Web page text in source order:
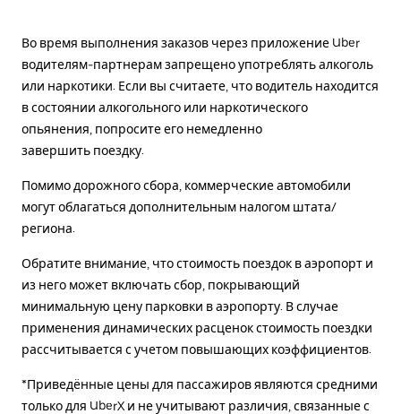
Во время выполнения заказов через приложение Uber
водителям-партнерам запрещено употреблять алкоголь
или наркотики. Если вы считаете, что водитель находится
в состоянии алкогольного или наркотического
опьянения, попросите его немедленно
завершить поездку.
Помимо дорожного сбора, коммерческие автомобили
могут облагаться дополнительным налогом штата/
региона.
Обратите внимание, что стоимость поездок в аэропорт и
из него может включать сбор, покрывающий
минимальную цену парковки в аэропорту. В случае
применения динамических расценок стоимость поездки
рассчитывается с учетом повышающих коэффициентов.
*Приведённые цены для пассажиров являются средними
только для UberX и не учитывают различия, связанные с